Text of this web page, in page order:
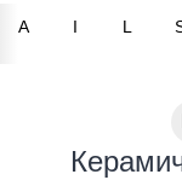
A I L